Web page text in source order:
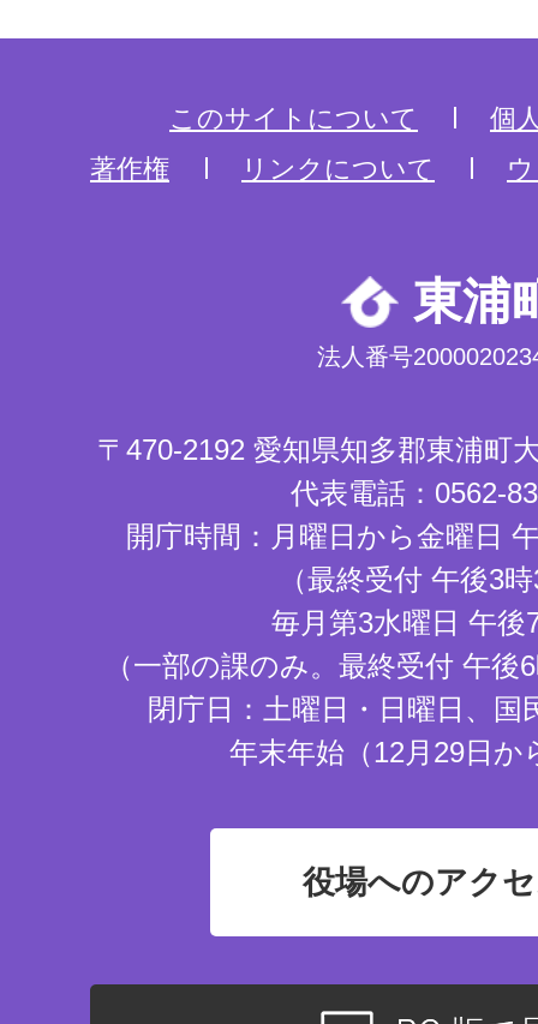
このサイトについて
個
著作権
リンクについて
東浦
法人番号
〒470-2192 愛知県知多郡東浦町
代表電話：0562-
開庁時間：月曜日から金曜日
（最終受付 午後3
毎月第3水曜日 午後
（一部の課のみ。最終受付 午
閉庁日：土曜日・日曜日、国
年末年始（12月29日か
役場へのアク